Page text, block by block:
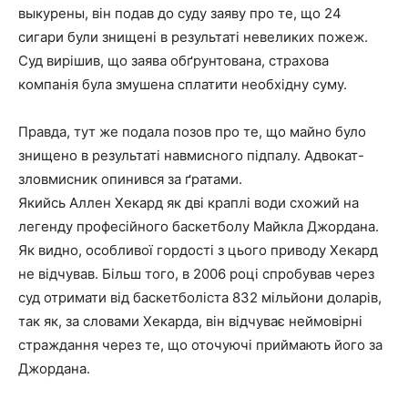
выкурены, він подав до суду заяву про те, що 24
сигари були знищені в результаті невеликих пожеж.
Суд вирішив, що заява обґрунтована, страхова
компанія була змушена сплатити необхідну суму.
Правда, тут же подала позов про те, що майно було
знищено в результаті навмисного підпалу. Адвокат-
зловмисник опинився за ґратами.
Якийсь Аллен Хекард як дві краплі води схожий на
легенду професійного баскетболу Майкла Джордана.
Як видно, особливої гордості з цього приводу Хекард
не відчував. Більш того, в 2006 році спробував через
суд отримати від баскетболіста 832 мільйони доларів,
так як, за словами Хекарда, він відчуває неймовірні
страждання через те, що оточуючі приймають його за
Джордана.